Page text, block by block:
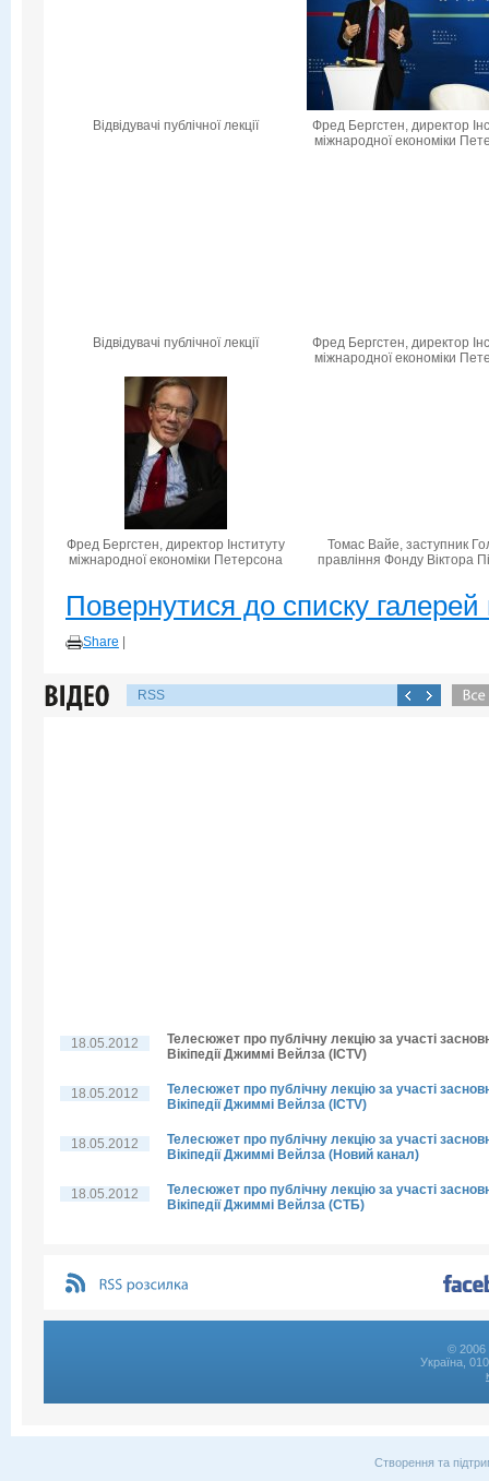
Відвідувачі публічної лекції
Фред Бергстен, директор
міжнародної економіки
Відвідувачі публічної лекції
Фред Бергстен, директор
міжнародної економіки
Фред Бергстен, директор Інституту
міжнародної економіки Петерсона
Томас Вайе, заступник
правління Фонду Віктора
Повернутися до списку галерей
Share
RSS
18.05.2012
Телесюжет про публічну лекцію за участі
Вікіпедії Джиммі Вейлза (ICTV)
18.05.2012
Телесюжет про публічну лекцію за участі
Вікіпедії Джиммі Вейлза (ICTV)
18.05.2012
Телесюжет про публічну лекцію за участі
Вікіпедії Джиммі Вейлза (Новий канал)
18.05.2012
Телесюжет про публічну лекцію за участі
Вікіпедії Джиммі Вейлза (СТБ)
© 2006
Україна,
Створення та